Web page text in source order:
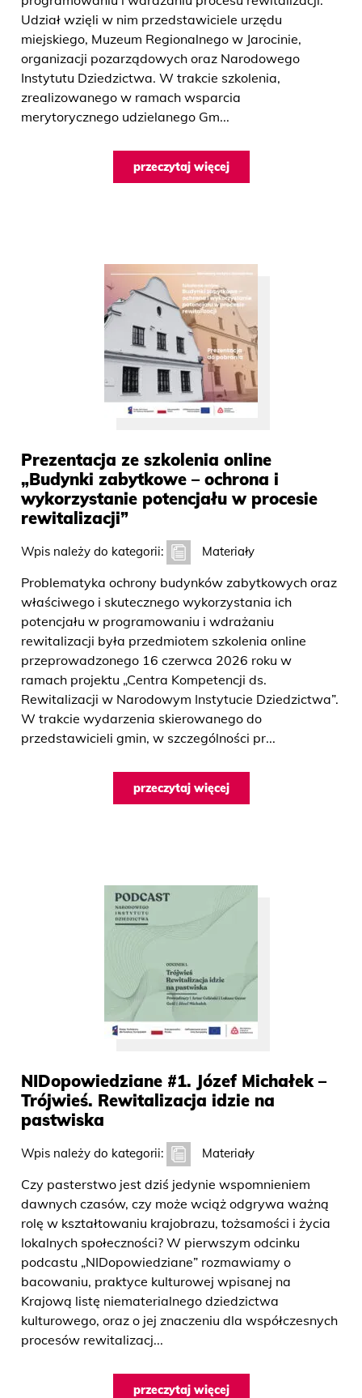
Udział wzięli w nim przedstawiciele urzędu
miejskiego, Muzeum Regionalnego w Jarocinie,
organizacji pozarządowych oraz Narodowego
Instytutu Dziedzictwa. W trakcie szkolenia,
zrealizowanego w ramach wsparcia
merytorycznego udzielanego Gm...
przeczytaj więcej
Prezentacja ze szkolenia online
„Budynki zabytkowe – ochrona i
wykorzystanie potencjału w procesie
rewitalizacji”
Wpis należy do kategorii: Materiały
Problematyka ochrony budynków zabytkowych oraz
właściwego i skutecznego wykorzystania ich
potencjału w programowaniu i wdrażaniu
rewitalizacji była przedmiotem szkolenia online
przeprowadzonego 16 czerwca 2026 roku w
ramach projektu „Centra Kompetencji ds.
Rewitalizacji w Narodowym Instytucie Dziedzictwa”.
W trakcie wydarzenia skierowanego do
przedstawicieli gmin, w szczególności pr...
przeczytaj więcej
NIDopowiedziane #1. Józef Michałek –
Trójwieś. Rewitalizacja idzie na
pastwiska
Wpis należy do kategorii: Materiały
Czy pasterstwo jest dziś jedynie wspomnieniem
dawnych czasów, czy może wciąż odgrywa ważną
rolę w kształtowaniu krajobrazu, tożsamości i życia
lokalnych społeczności? W pierwszym odcinku
podcastu „NIDopowiedziane” rozmawiamy o
bacowaniu, praktyce kulturowej wpisanej na
Krajową listę niematerialnego dziedzictwa
kulturowego, oraz o jej znaczeniu dla współczesnych
procesów rewitalizacj...
przeczytaj więcej